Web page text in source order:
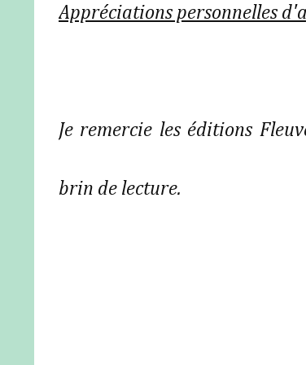
Appréciations personnelles
Je remercie les éditions
brin de lecture.